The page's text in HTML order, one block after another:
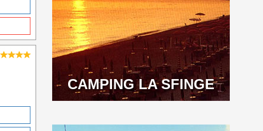
CAMPING LA SFINGE